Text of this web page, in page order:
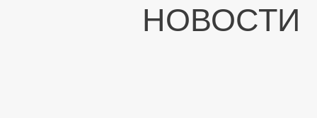
НОВОСТИ